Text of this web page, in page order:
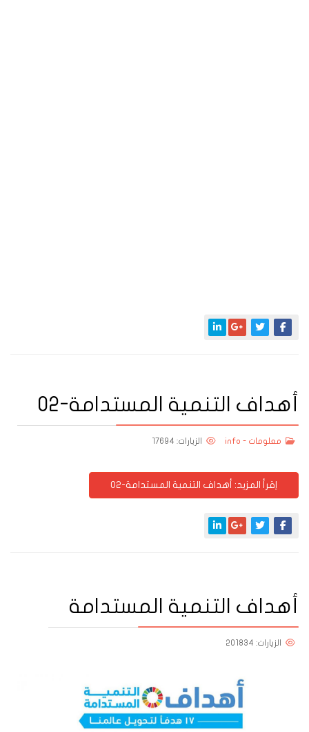
أهداف التنمية المستدامة-02
معلومات - info الزيارات: 17694
اِقرأ المزيد: أهداف التنمية المستدامة-02
أهداف التنمية المستدامة
الزيارات: 201834